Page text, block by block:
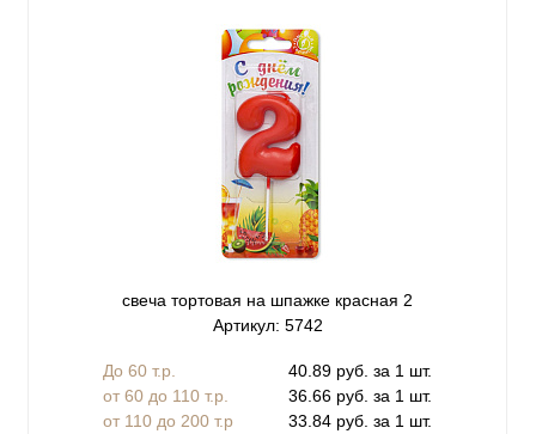
свеча тортовая на шпажке красная 2
Артикул: 5742
До 60 т.р.
40.89 руб. за 1 шт.
от 60 до 110 т.р.
36.66 руб. за 1 шт.
от 110 до 200 т.р
33.84 руб. за 1 шт.